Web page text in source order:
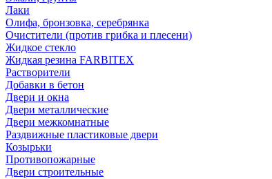
Лаки
Олифа, бронзовка, серебрянка
Очистители (против грибка и плесени)
Жидкое стекло
Жидкая резина FARBITEX
Растворители
Добавки в бетон
Двери и окна
Двери металлические
Двери межкомнатные
Раздвижные пластиковые двери
Козырьки
Противопожарные
Двери строительные